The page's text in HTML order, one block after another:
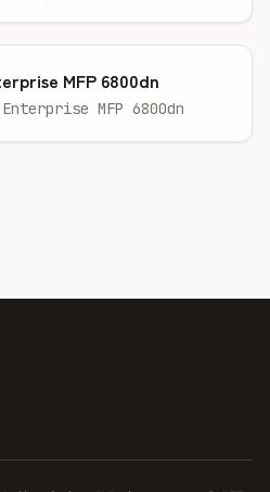
MFP 6800dn
MFP 6800dn